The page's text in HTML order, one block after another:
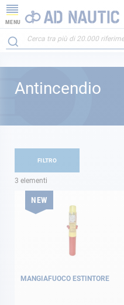
MENU
Antincendio
3 elementi
NEW
MANGIAFUOCO ESTINTORE
FILTRO